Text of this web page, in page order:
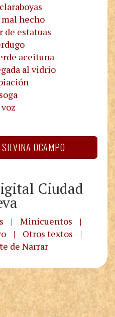
hecho
de estatuas
aceituna
al vidrio
OCAMPO
Ciudad
| Minicuentos
|
| Otros textos
|
de Narrar